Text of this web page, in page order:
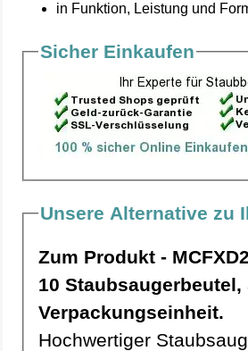
in Funktion, Leistung und
Sicher Einkaufen
Unsere Alternative zu
Zum Produkt -
10 Staubsaugerbeutel, Staubbeutel MCFXD214M pro
Verpackungseinheit.
Hochwertiger